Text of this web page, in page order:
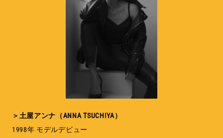
＞土屋アンナ（ANNA TSUCHIYA）
1998年 モデルデビュー